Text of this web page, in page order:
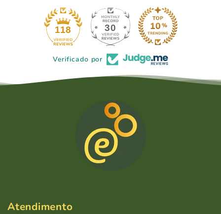
118 30
Verificado por
Atendimento